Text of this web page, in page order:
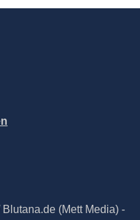
(Mett Media) -